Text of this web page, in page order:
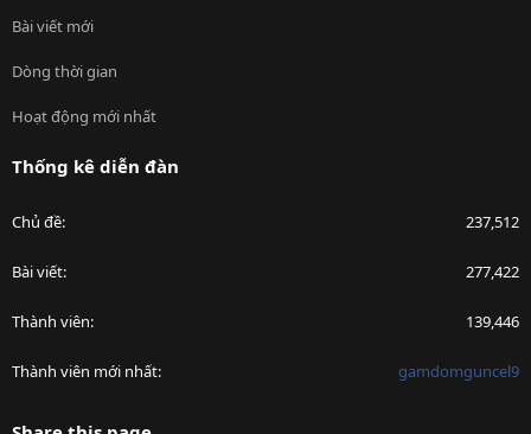
Bài viết mới
Dòng thời gian
Hoạt động mới nhất
Thống kê diễn đàn
Chủ đề 237,512
Bài viết 277,422
Thành viên 139,446
Thành viên mới nhất gamdomguncel9